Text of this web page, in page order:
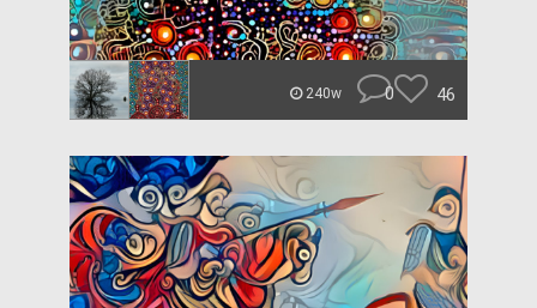
240w 0 46